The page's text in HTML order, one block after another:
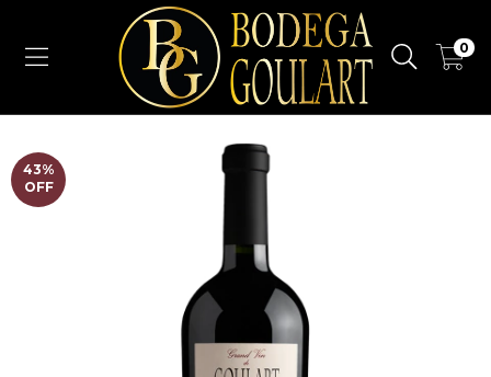
0
43%
OFF